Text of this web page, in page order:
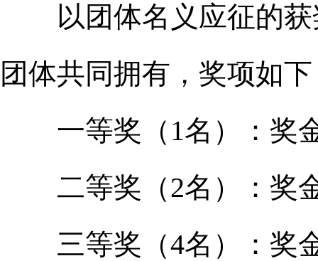
以团体名义应征的获
团体共同拥有，奖项如
一等奖（1名）：奖金
二等奖（2名）：奖金
三等奖（4名）：奖金